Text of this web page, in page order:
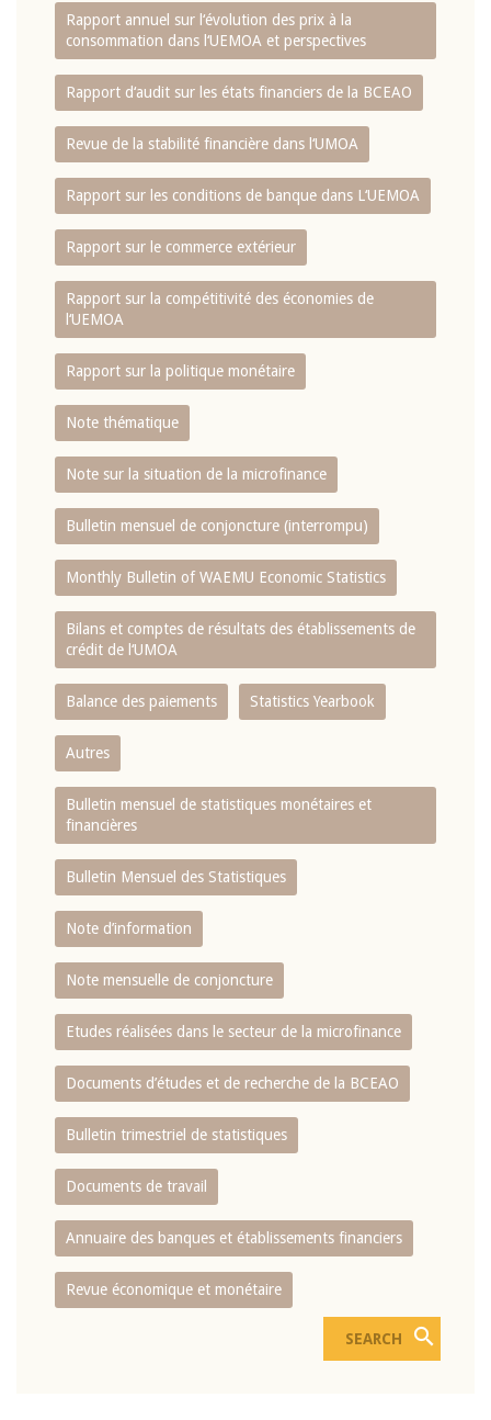
Rapport annuel sur l‘évolution des prix à la
consommation dans l‘UEMOA et perspectives
Rapport d‘audit sur les états financiers de la BCEAO
Revue de la stabilité financière dans l‘UMOA
Rapport sur les conditions de banque dans L‘UEMOA
Rapport sur le commerce extérieur
Rapport sur la compétitivité des économies de
l‘UEMOA
Rapport sur la politique monétaire
Note thématique
Note sur la situation de la microfinance
Bulletin mensuel de conjoncture (interrompu)
Monthly Bulletin of WAEMU Economic Statistics
Bilans et comptes de résultats des établissements de
crédit de l‘UMOA
Balance des paiements Statistics Yearbook
Autres
Bulletin mensuel de statistiques monétaires et
financières
Bulletin Mensuel des Statistiques
Note d’information
Note mensuelle de conjoncture
Etudes réalisées dans le secteur de la microfinance
Documents d’études et de recherche de la BCEAO
Bulletin trimestriel de statistiques
Documents de travail
Annuaire des banques et établissements financiers
Revue économique et monétaire